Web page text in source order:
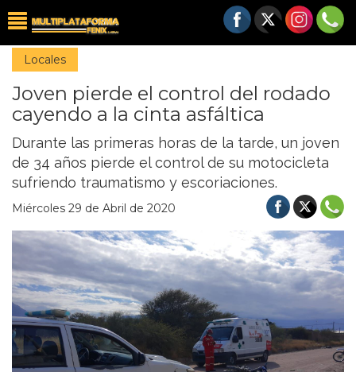
Locales
Joven pierde el control del rodado
cayendo a la cinta asfáltica
Durante las primeras horas de la tarde, un joven
de 34 años pierde el control de su motocicleta
sufriendo traumatismo y escoriaciones.
Miércoles 29 de Abril de 2020